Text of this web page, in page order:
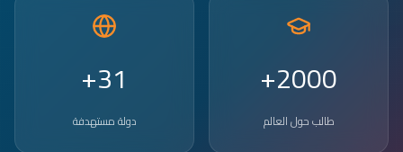
2000+
طالب حول العالم
31+
دولة مستهدفة